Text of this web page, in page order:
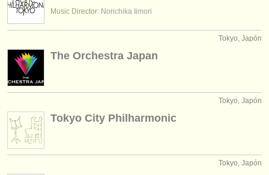
Music Director: Norichika Iimori
Tokyo, Japón
The Orchestra Japan
Tokyo, Japón
Tokyo City Philharmonic
Tokyo, Japón